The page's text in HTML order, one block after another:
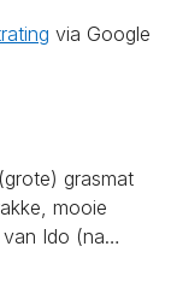
via Google
grasmat
mooie
van Ido (na…